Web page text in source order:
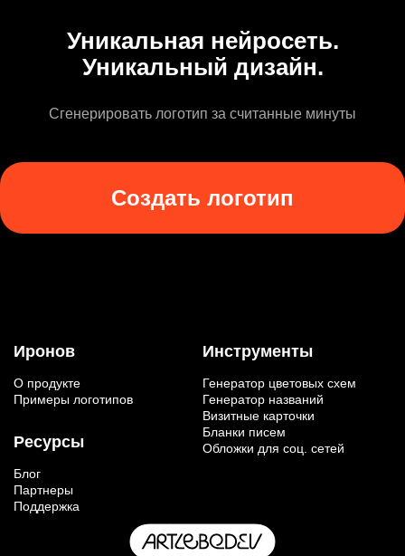
Уникальная нейросеть.
Уникальный дизайн.
Сгенерировать логотип за считанные минуты
Создать логотип
Иронов
О продукте
Примеры логотипов
Ресурсы
Блог
Партнеры
Поддержка
Инструменты
Генератор цветовых схем
Генератор названий
Визитные карточки
Бланки писем
Обложки для соц. сетей